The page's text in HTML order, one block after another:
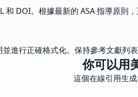
和 DOI。根據最新的 ASA 指導原則
進行正確格式化。保持參考文獻列
你可以用
這個在線引用生